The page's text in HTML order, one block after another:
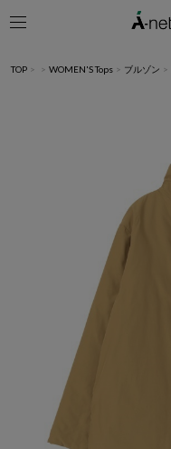
TOP > > WOMEN'S Tops > ブルゾン >